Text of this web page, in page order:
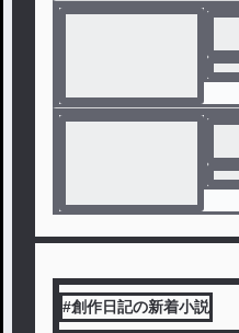
#創作日記の新着小説